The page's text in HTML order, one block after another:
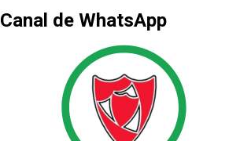
Canal de WhatsApp